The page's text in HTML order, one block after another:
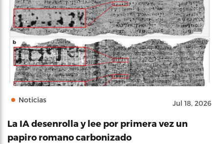
Noticias Jul 18, 2026
La IA desenrolla y lee por primera vez un
papiro romano carbonizado